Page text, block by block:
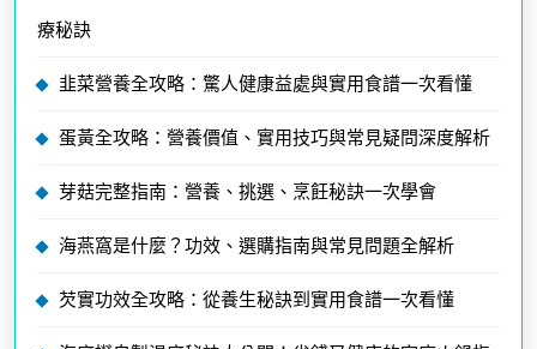
療秘訣
韭菜營養全攻略：驚人健康益處與實用食譜一次看懂
蛋黃全攻略：營養價值、實用技巧與常見疑問深度解析
芽菇完整指南：營養、挑選、烹飪秘訣一次學會
海燕窩是什麼？功效、選購指南與常見問題全解析
芡實功效全攻略：從養生秘訣到實用食譜一次看懂